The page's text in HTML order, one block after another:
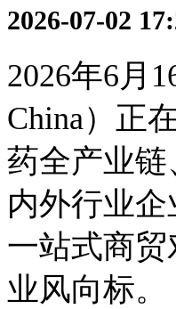
2026-07-02
2026年6月
China）正
药全产业
内外行业
一站式商
业风向标。